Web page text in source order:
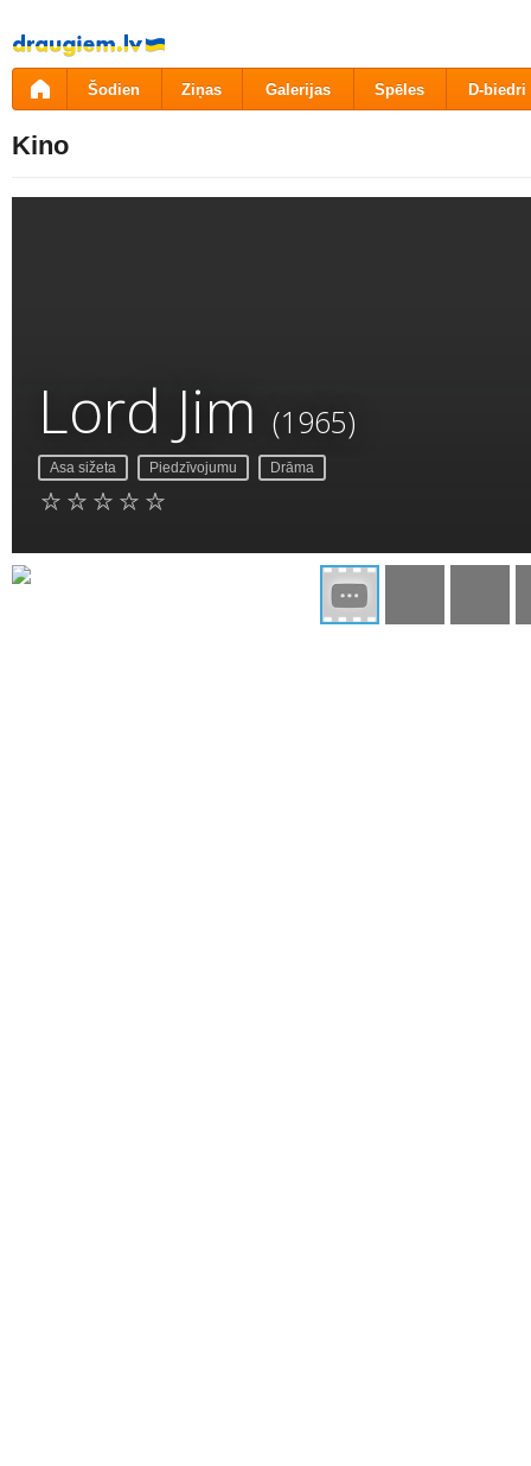
Pāriet
uz
saturu
Šodien Ziņas Galerijas Spēles D-biedri
Kino
Lord Jim (1965)
Asa sižeta Piedzīvojumu Drāma